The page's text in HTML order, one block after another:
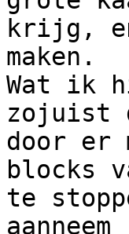
krijg,
maken.
Wat ik
zojuist
door er
blocks
te